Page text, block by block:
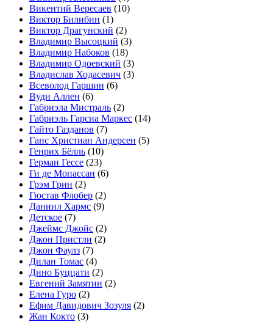
Викентий Вересаев (10)
Виктор Билибин (1)
Виктор Драгунский (2)
Владимир Высоцкий (3)
Владимир Набоков (18)
Владимир Одоевский (3)
Владислав Ходасевич (3)
Всеволод Гаршин (6)
Вуди Аллен (6)
Габриэла Мистраль (2)
Габриэль Гарсиа Маркес (14)
Гайто Газданов (7)
Ганс Христиан Андерсен (5)
Генрих Бёлль (10)
Герман Гессе (23)
Ги де Мопассан (6)
Грэм Грин (2)
Гюстав Флобер (2)
Даниил Хармс (9)
Детское (7)
Джеймс Джойс (2)
Джон Пристли (2)
Джон Фаулз (7)
Дилан Томас (4)
Дино Буццати (2)
Евгений Замятин (2)
Елена Гуро (2)
Ефим Давидович Зозуля (2)
Жан Кокто (3)